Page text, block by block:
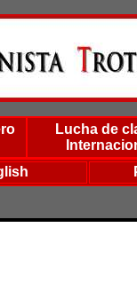
Lucha de